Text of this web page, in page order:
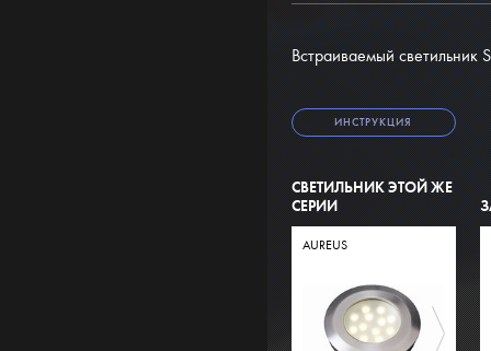
Встраиваемый светильник
ИНСТРУКЦИЯ
СВЕТИЛЬНИК ЭТОЙ ЖЕ
СЕРИИ
AUREUS